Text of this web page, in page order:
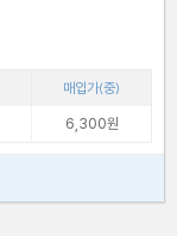
매입가(중)
6,300원